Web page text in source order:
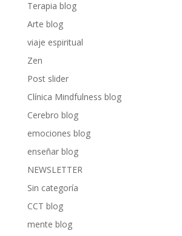
Terapia blog
Arte blog
viaje espiritual
Zen
Post slider
Clínica Mindfulness blog
Cerebro blog
emociones blog
enseñar blog
NEWSLETTER
Sin categoría
CCT blog
mente blog